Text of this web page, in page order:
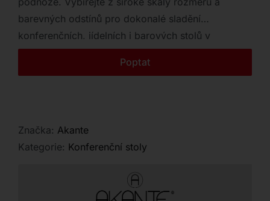
Outlet
Kontakt
barevných odstínů pro dokonalé sladění
konferenčních, jídelních i barových stolů v
jednotném designu.
Poptat
Značka: Akante
Kategorie: Konferenční stoly